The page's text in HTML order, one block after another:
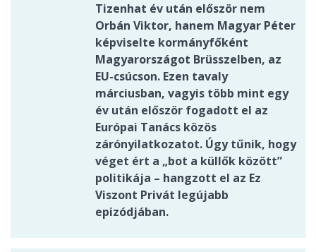
Tizenhat év után először nem
Orbán Viktor, hanem Magyar Péter
képviselte kormányfőként
Magyarországot Brüsszelben, az
EU-csúcson. Ezen tavaly
márciusban, vagyis több mint egy
év után először fogadott el az
Európai Tanács közös
zárónyilatkozatot. Úgy tűnik, hogy
véget ért a „bot a küllők között”
politikája – hangzott el az Ez
Viszont Privát legújabb
epizódjában.